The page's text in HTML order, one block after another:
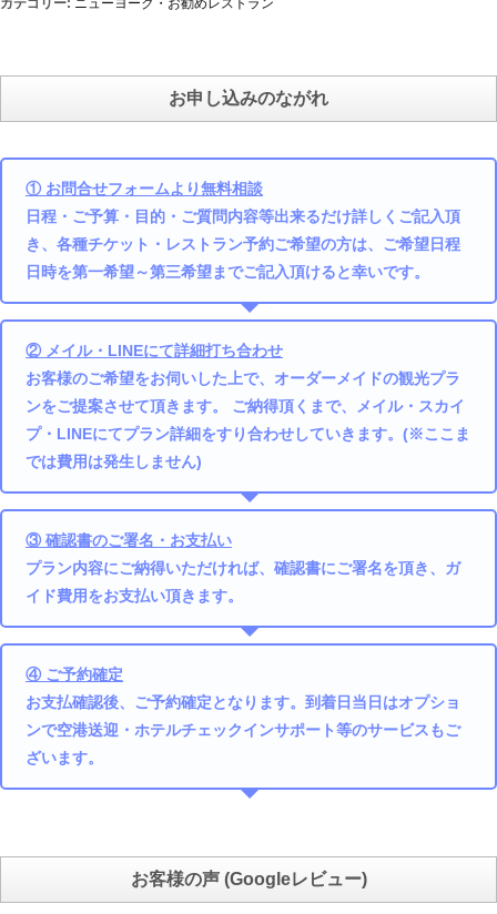
カテゴリー: ニューヨーク・お勧めレストラン
お申し込みのながれ
① お問合せフォームより無料相談
日程・ご予算・目的・ご質問内容等出来るだけ詳しくご記入頂
き、各種チケット・レストラン予約ご希望の方は、ご希望日程
日時を第一希望～第三希望までご記入頂けると幸いです。
② メイル・LINEにて詳細打ち合わせ
お客様のご希望をお伺いした上で、オーダーメイドの観光プラ
ンをご提案させて頂きます。 ご納得頂くまで、メイル・スカイ
プ・LINEにてプラン詳細をすり合わせしていきます。(※ここま
では費用は発生しません)
③ 確認書のご署名・お支払い
プラン内容にご納得いただければ、確認書にご署名を頂き、ガ
イド費用をお支払い頂きます。
④ ご予約確定
お支払確認後、ご予約確定となります。到着日当日はオプショ
ンで空港送迎・ホテルチェックインサポート等のサービスもご
ざいます。
お客様の声 (Googleレビュー)